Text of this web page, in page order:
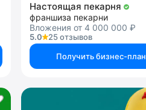
Настоящая пекарня
франшиза пекарни
Вложения от 4 000 000 ₽
5.0
25 отзывов
Получить бизнес-план